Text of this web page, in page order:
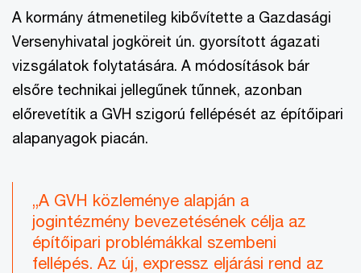
A kormány átmenetileg kibővítette a Gazdasági
Versenyhivatal jogköreit ún. gyorsított ágazati
vizsgálatok folytatására. A módosítások bár
elsőre technikai jellegűnek tűnnek, azonban
előrevetítik a GVH szigorú fellépését az építőipari
alapanyagok piacán.
„A GVH közleménye alapján a
jogintézmény bevezetésének célja az
építőipari problémákkal szembeni
fellépés. Az új, expressz eljárási rend az